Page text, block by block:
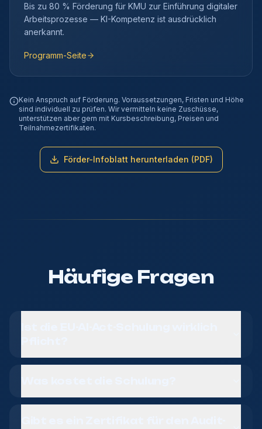
Bis zu 80 % Förderung für KMU zur Einführung digitaler
Arbeitsprozesse — KI-Kompetenz ist ausdrücklich
anerkannt.
Programm-Seite
Kein Anspruch auf Förderung. Voraussetzungen, Fristen und Höhe
sind individuell zu prüfen. Wir vermitteln keine Zuschüsse,
unterstützen aber gern mit Kursbeschreibung, Preisen und
Teilnahmezertifikaten.
Förder-Infoblatt herunterladen (PDF)
Häufige Fragen